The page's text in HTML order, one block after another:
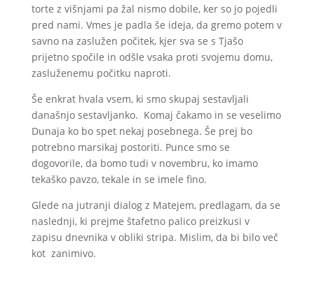
torte z višnjami pa žal nismo dobile, ker so jo pojedli
pred nami. Vmes je padla še ideja, da gremo potem v
savno na zaslužen počitek, kjer sva se s Tjašo
prijetno spočile in odšle vsaka proti svojemu domu,
zasluženemu počitku naproti.
Še enkrat hvala vsem, ki smo skupaj sestavljali
današnjo sestavljanko. Komaj čakamo in se veselimo
Dunaja ko bo spet nekaj posebnega. Še prej bo
potrebno marsikaj postoriti. Punce smo se
dogovorile, da bomo tudi v novembru, ko imamo
tekaško pavzo, tekale in se imele fino.
Glede na jutranji dialog z Matejem, predlagam, da se
naslednji, ki prejme štafetno palico preizkusi v
zapisu dnevnika v obliki stripa. Mislim, da bi bilo več
kot zanimivo.